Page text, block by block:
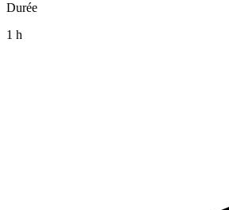
Durée
1 h